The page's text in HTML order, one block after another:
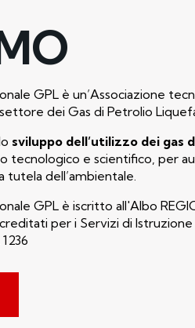
GPL è un’Associazione
dei Gas di Petrolio
sviluppo dell’utilizzo dei gas
tecnologico e scientifico, per
tutela dell’ambientale.
GPL è iscritto all'Albo
per i Servizi di Istruzione